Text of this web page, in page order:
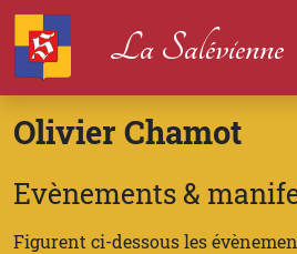
La Salévienne
Olivier Chamot
Evènements &
Figurent ci-dessous les